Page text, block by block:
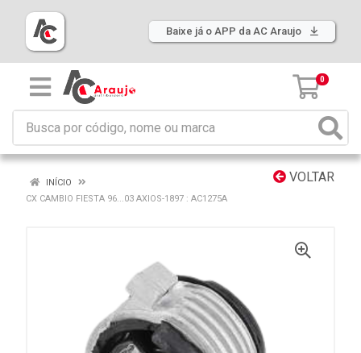
Baixe já o APP da AC Araujo
0
VOLTAR
INÍCIO
CX CAMBIO FIESTA 96...03 AXIOS-1897 : AC1275A